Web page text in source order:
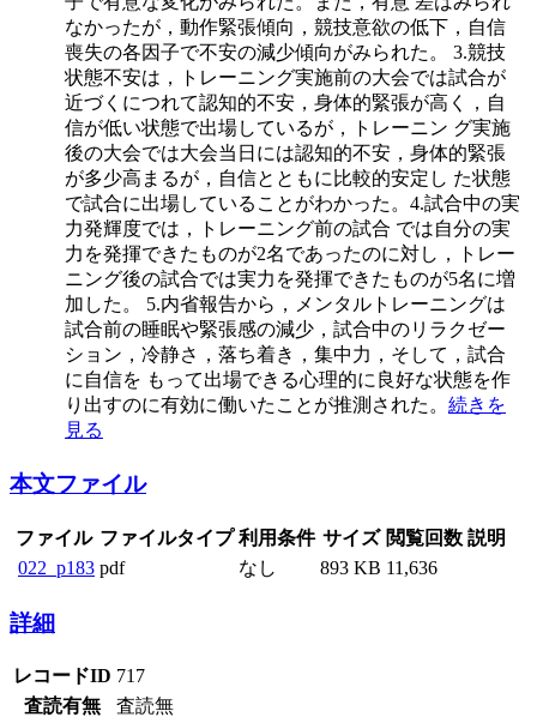
なかったが，動作緊張傾向，競技意欲の低下，自信
喪失の各因子で不安の減少傾向がみられた。 3.競技
状態不安は，トレーニング実施前の大会では試合が
近づくにつれて認知的不安，身体的緊張が高く，自
信が低い状態で出場しているが，トレーニン グ実施
後の大会では大会当日には認知的不安，身体的緊張
が多少高まるが，自信とともに比較的安定し た状態
で試合に出場していることがわかった。4.試合中の実
力発輝度では，トレーニング前の試合 では自分の実
力を発揮できたものが2名であったのに対し，トレー
ニング後の試合では実力を発揮できたものが5名に増
加した。 5.内省報告から，メンタルトレーニングは
試合前の睡眠や緊張感の減少，試合中のリラクゼー
ション，冷静さ，落ち着き，集中力，そして，試合
に自信を もって出場できる心理的に良好な状態を作
り出すのに有効に働いたことが推測された。 続きを
見る
本文ファイル
ファイル ファイルタイプ 利用条件 サイズ 閲覧回数 説明
022_p183 pdf なし 893 KB 11,636
詳細
レコードID 717
査読有無
査読無